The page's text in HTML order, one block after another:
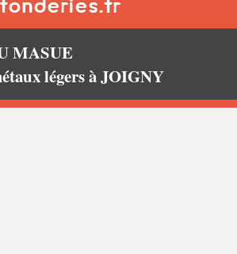
MASUE
légers à JOIGNY